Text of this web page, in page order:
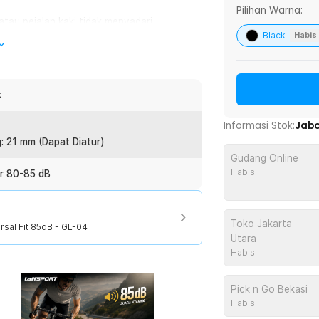
dengan suara nyaring yang membantu
ringan, dan cocok digunakan
keamanan saat melintas di jalur
pengguna sepeda harian maupun
sehingga aman digunakan saat
aluminium memberikan tampilan
plastik berkualitas pada bagian
21 mm (Dapat Diatur)
80-85 dB
Fit 85dB - GL-04
Pilihan Warna:
Black Habis
Informasi Stok:
Gudang Online
Habis
Toko Jakarta
Utara
Habis
Pick n Go Bekasi
Habis